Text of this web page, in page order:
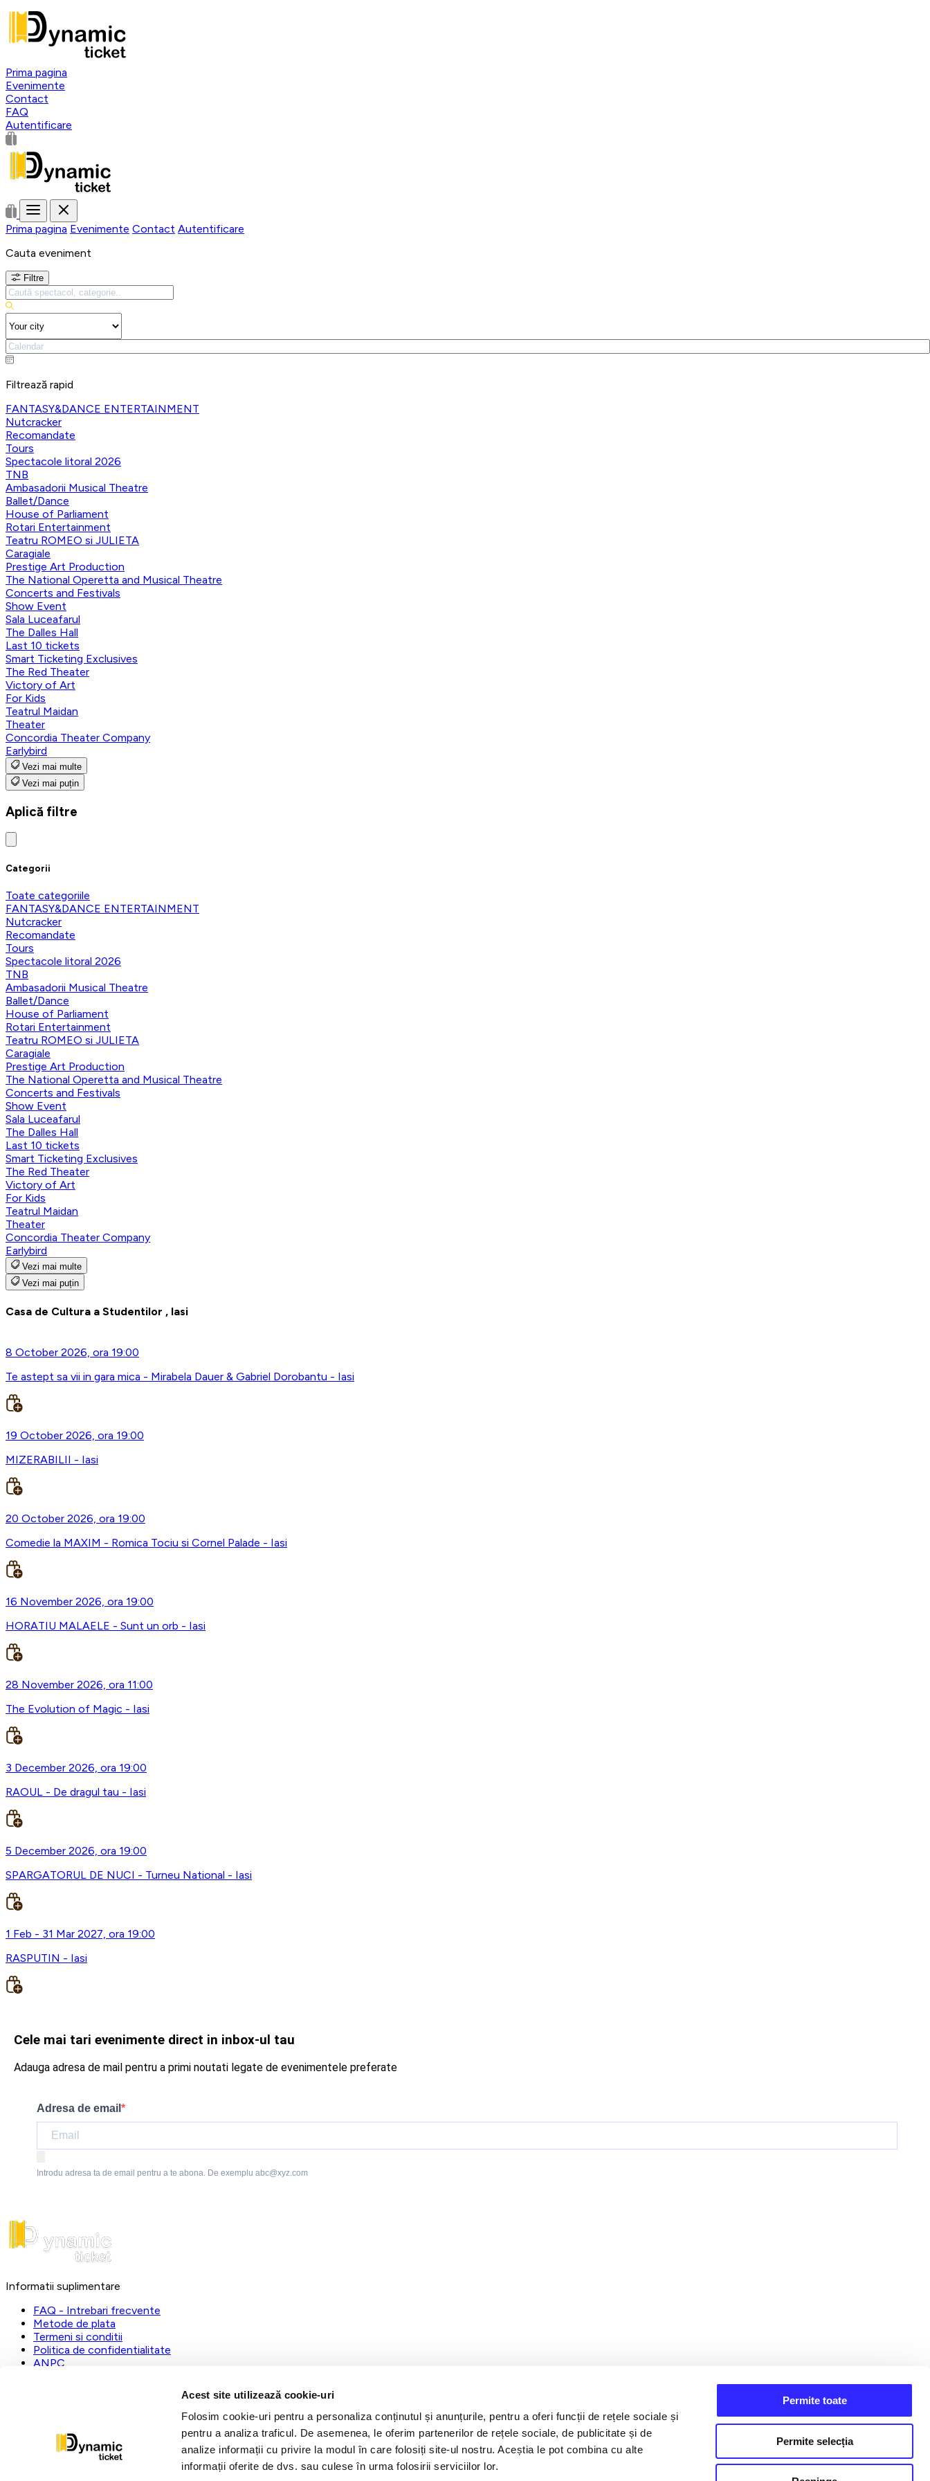
Acest site utilizează cookie-uri
Folosim cookie-uri pentru a personaliza conținutul și anunțurile, pentru a oferi funcții de rețele sociale și
pentru a analiza traficul. De asemenea, le oferim partenerilor de rețele sociale, de publicitate și de
analize informații cu privire la modul în care folosiți site-ul nostru. Aceștia le pot combina cu alte
informații oferite de dvs. sau culese în urma folosirii serviciilor lor.
Permite toate
Permite selecția
Prima pagina
Evenimente
Contact
FAQ
Autentificare
Prima pagina Evenimente Contact Autentificare
Cauta eveniment
Filtre
Filtrează rapid
FANTASY&DANCE ENTERTAINMENT
Nutcracker
Recomandate
Tours
Spectacole litoral 2026
TNB
Ambasadorii Musical Theatre
Ballet/Dance
House of Parliament
Rotari Entertainment
Teatru ROMEO si JULIETA
Caragiale
Prestige Art Production
The National Operetta and Musical Theatre
Concerts and Festivals
Show Event
Sala Luceafarul
The Dalles Hall
Last 10 tickets
Smart Ticketing Exclusives
The Red Theater
Victory of Art
For Kids
Teatrul Maidan
Theater
Concordia Theater Company
Earlybird
Vezi mai multe
Vezi mai puțin
Aplică filtre
Categorii
Toate categoriile
FANTASY&DANCE ENTERTAINMENT
Nutcracker
Recomandate
Tours
Spectacole litoral 2026
TNB
Ambasadorii Musical Theatre
Ballet/Dance
House of Parliament
Rotari Entertainment
Teatru ROMEO si JULIETA
Caragiale
Prestige Art Production
The National Operetta and Musical Theatre
Concerts and Festivals
Show Event
Sala Luceafarul
The Dalles Hall
Last 10 tickets
Smart Ticketing Exclusives
The Red Theater
Victory of Art
For Kids
Teatrul Maidan
Theater
Concordia Theater Company
Earlybird
Vezi mai multe
Vezi mai puțin
Casa de Cultura a Studentilor , Iasi
8 October 2026, ora 19:00
Te astept sa vii in gara mica - Mirabela Dauer & Gabriel Dorobantu - Iasi
19 October 2026, ora 19:00
MIZERABILII - Iasi
20 October 2026, ora 19:00
Comedie la MAXIM - Romica Tociu si Cornel Palade - Iasi
16 November 2026, ora 19:00
HORATIU MALAELE - Sunt un orb - Iasi
28 November 2026, ora 11:00
The Evolution of Magic - Iasi
3 December 2026, ora 19:00
RAOUL - De dragul tau - Iasi
5 December 2026, ora 19:00
SPARGATORUL DE NUCI - Turneu National - Iasi
1 Feb - 31 Mar 2027, ora 19:00
RASPUTIN - Iasi
Cele mai tari evenimente direct in inbox-ul tau
Adauga adresa de mail pentru a primi noutati legate de evenimentele preferate
Adresa de email
Introdu adresa ta de email pentru a te abona. De exemplu abc@xyz.com
Informatii suplimentare
FAQ - Intrebari frecvente
Metode de plata
Termeni si conditii
Politica de confidentialitate
ANPC
J23/1019/2023
09:00 - 17:00
dynamic@ticketstore.ro